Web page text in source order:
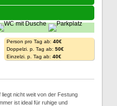
Person pro Tag ab: 40€
Doppelzi. p. Tag ab: 50€
Einzelzi. p. Tag ab: 40€
nicht weit von der Festung
ist ideal für ruhige und